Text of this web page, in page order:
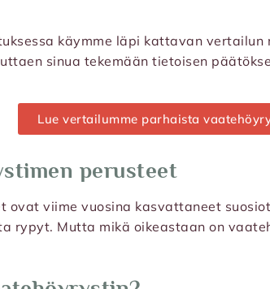
käymme läpi kattavan vertailun
sinua tekemään tietoisen
Lue vertailumme parhaista
perusteet
ovat viime vuosina kasvattaneet
rypyt. Mutta mikä oikeastaan on